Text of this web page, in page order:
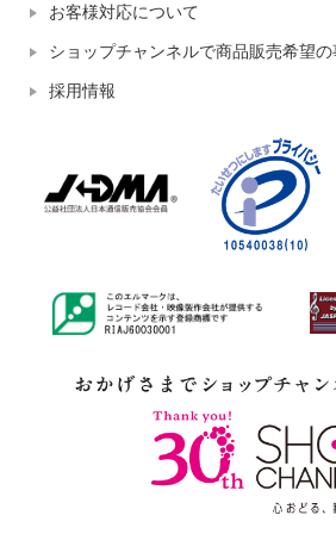
お客様対応について
ショップチャンネルで商品販売希望の
採用情報